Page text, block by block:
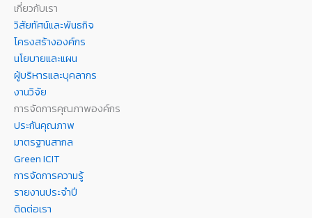
เกี่ยวกับเรา
วิสัยทัศน์และพันธกิจ
โครงสร้างองค์กร
นโยบายและแผน
ผู้บริหารและบุคลากร
งานวิจัย
การจัดการคุณภาพองค์กร
ประกันคุณภาพ
มาตรฐานสากล
Green ICIT
การจัดการความรู้
รายงานประจำปี
ติดต่อเรา